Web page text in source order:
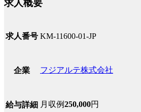
求人概要
求人番号 KM-11600-01-JP
企業 フジアルテ株式会社
給与詳細 月収例250,000円